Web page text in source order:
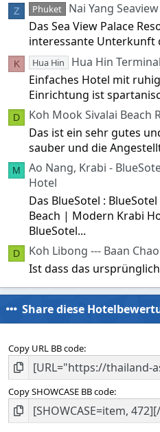
Z Phuket
Nai Yang
Das Sea View Palace
interessante Unterkunft
K Hua Hin
Hua Hin Terminal
Einfaches Hotel mit
Einrichtung ist
D
Koh Mook Sivalai Beach
Das ist ein sehr gutes
sauber und die
M
Ao Nang, Krabi -
Hotel
Das BlueSotel :
Beach | Modern Krabi
BlueSotel...
D
Koh Libong --- Baan
Ist dass das
Share diese
Copy URL BB code
Copy SHOWCASE BB code